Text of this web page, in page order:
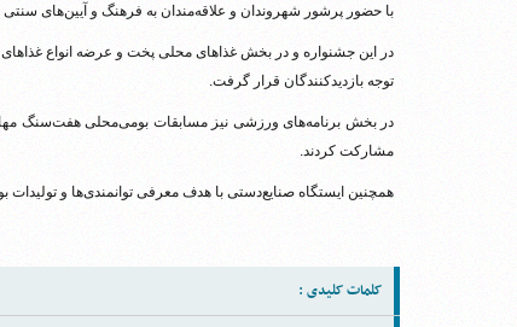
با حضور پرشور شهروندان و علاقه‌مندان به فرهنگ و آیین‌های
در این جشنواره و در بخش غذاهای محلی پخت و عرضه انواع
توجه بازدیدکنندگان قرار گرفت.
در بخش برنامه‌های ورزشی نیز مسابقات بومی‌محلی هفت‌سنگ
مشارکت کردند.
همچنین ایستگاه صنایع‌دستی با هدف معرفی توانمندی‌ها و تولیدات
کلمات کلیدی :